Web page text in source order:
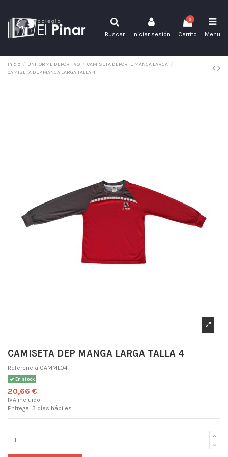
Buscar Iniciar sesión
0
Carrito Menu
Inicio UNIFORME DEPORTIVO
CAMISETA DEPORTE MANGA LARGA
CAMISETA DEP MANGA LARGA TALLA 4
CAMISETA DEP MANGA LARGA TALLA 4
Referencia CAMML04
En stock
20,66 €
IVA incluido
Entrega: 3 días hábiles